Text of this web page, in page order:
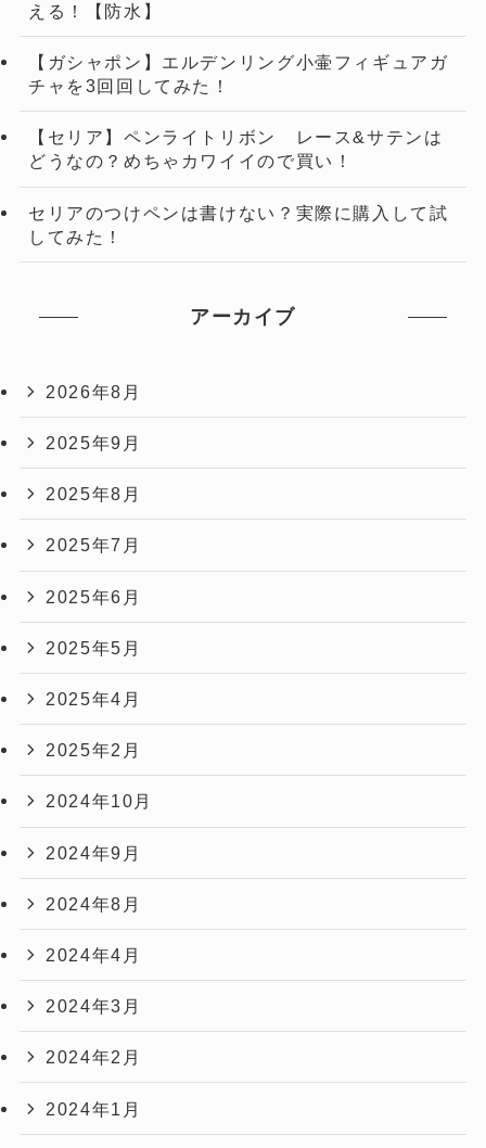
える！【防水】
【ガシャポン】エルデンリング小壷フィギュアガ
チャを3回回してみた！
【セリア】ペンライトリボン レース&サテンは
どうなの？めちゃカワイイので買い！
セリアのつけペンは書けない？実際に購入して試
してみた！
アーカイブ
2026年8月
2025年9月
2025年8月
2025年7月
2025年6月
2025年5月
2025年4月
2025年2月
2024年10月
2024年9月
2024年8月
2024年4月
2024年3月
2024年2月
2024年1月